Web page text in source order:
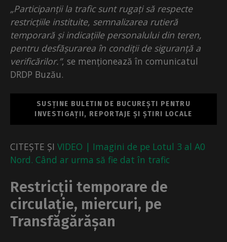
„Participanții la trafic sunt rugați să respecte
restricțiile instituite, semnalizarea rutieră
temporară și indicațiile personalului din teren,
pentru desfășurarea în condiții de siguranță a
verificărilor.”, se menționează în comunicatul
DRDP Buzău.
SUSȚINE BULETIN DE BUCUREȘTI PENTRU
INVESTIGAȚII, REPORTAJE ȘI ȘTIRI LOCALE
CITEȘTE ȘI VIDEO | Imagini de pe Lotul 3 al A0
Nord. Când ar urma să fie dat în trafic
Restricții temporare de
circulație, miercuri, pe
Transfăgărășan